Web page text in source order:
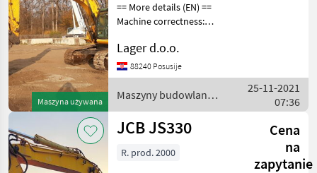
Maszyna używana
== More details (EN) ==
Machine correctness:
breaker hydraulic quick
coupler rock bucket
Maszyny budowlane
Koparki gąsienicowe
Lager d.o.o.
88240 Posusije
Maszyny budowlane /
JCB
25-11-2021
07:36
JCB JS330
Cena
na
zapytanie
R. prod. 2000